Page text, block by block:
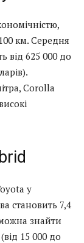
км. Середня
від 625 000 до
Corolla
у
становить 7,4
знайти
15 000 до